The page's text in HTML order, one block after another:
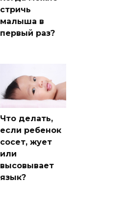
стричь
малыша в
первый раз?
Что делать,
если ребенок
сосет, жует
или
высовывает
язык?